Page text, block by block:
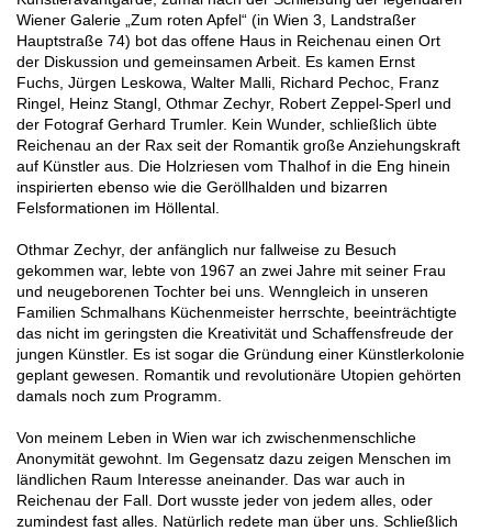
Wiener Galerie „Zum roten Apfel“ (in Wien 3, Landstraßer
Hauptstraße 74) bot das offene Haus in Reichenau einen Ort
der Diskussion und gemeinsamen Arbeit. Es kamen Ernst
Fuchs, Jürgen Leskowa, Walter Malli, Richard Pechoc, Franz
Ringel, Heinz Stangl, Othmar Zechyr, Robert Zeppel-Sperl und
der Fotograf Gerhard Trumler. Kein Wunder, schließlich übte
Reichenau an der Rax seit der Romantik große Anziehungskraft
auf Künstler aus. Die Holzriesen vom Thalhof in die Eng hinein
inspirierten ebenso wie die Geröllhalden und bizarren
Felsformationen im Höllental.
Othmar Zechyr, der anfänglich nur fallweise zu Besuch
gekommen war, lebte von 1967 an zwei Jahre mit seiner Frau
und neugeborenen Tochter bei uns. Wenngleich in unseren
Familien Schmalhans Küchenmeister herrschte, beeinträchtigte
das nicht im geringsten die Kreativität und Schaffensfreude der
jungen Künstler. Es ist sogar die Gründung einer Künstlerkolonie
geplant gewesen. Romantik und revolutionäre Utopien gehörten
damals noch zum Programm.
Von meinem Leben in Wien war ich zwischenmenschliche
Anonymität gewohnt. Im Gegensatz dazu zeigen Menschen im
ländlichen Raum Interesse aneinander. Das war auch in
Reichenau der Fall. Dort wusste jeder von jedem alles, oder
zumindest fast alles. Natürlich redete man über uns. Schließlich